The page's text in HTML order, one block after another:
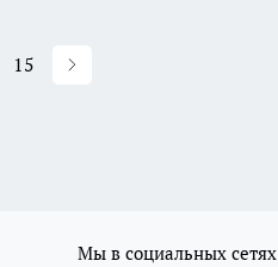
15
Мы в социальных сетях